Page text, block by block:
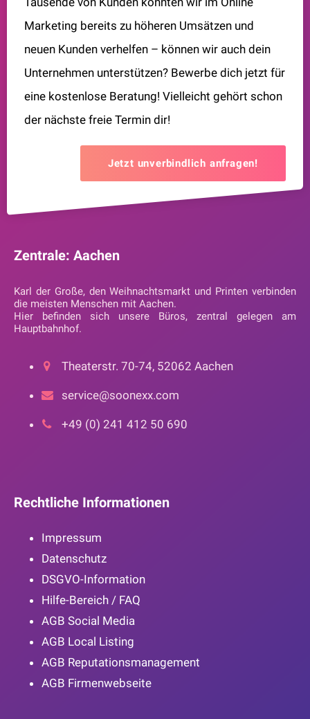
Marketing bereits zu höheren Umsätzen und
neuen Kunden verhelfen – können wir auch dein
Unternehmen unterstützen? Bewerbe dich jetzt für
eine kostenlose Beratung! Vielleicht gehört schon
der nächste freie Termin dir!
Jetzt unverbindlich anfragen!
Zentrale: Aachen
Karl der Große, den Weihnachtsmarkt und Printen verbinden
die meisten Menschen mit Aachen.
Hier befinden sich unsere Büros, zentral gelegen am
Hauptbahnhof.
Theaterstr. 70-74, 52062 Aachen
service@soonexx.com
+49 (0) 241 412 50 690
Rechtliche Informationen
Impressum
Datenschutz
DSGVO-Information
Hilfe-Bereich / FAQ
AGB Social Media
AGB Local Listing
AGB Reputationsmanagement
AGB Firmenwebseite